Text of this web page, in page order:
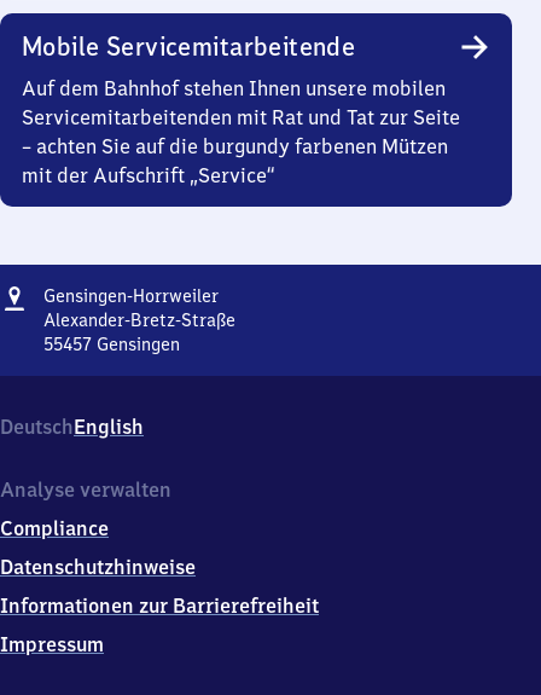
Mobile Servicemitarbeitende
Auf dem Bahnhof stehen Ihnen unsere mobilen
Servicemitarbeitenden mit Rat und Tat zur Seite
– achten Sie auf die burgundy farbenen Mützen
mit der Aufschrift „Service“
Adresse
Gensingen-HorrweilerGensingen-
Horrweiler
Alexander-Bretz-Straße
55457 Gensingen
Alexander-
Bretz-
5
4
5
Gensingen
DeutschEnglish
Analyse verwalten
Compliance
Datenschutzhinweise
Informationen zur Barrierefreiheit
Impressum